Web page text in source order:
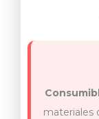
materiales